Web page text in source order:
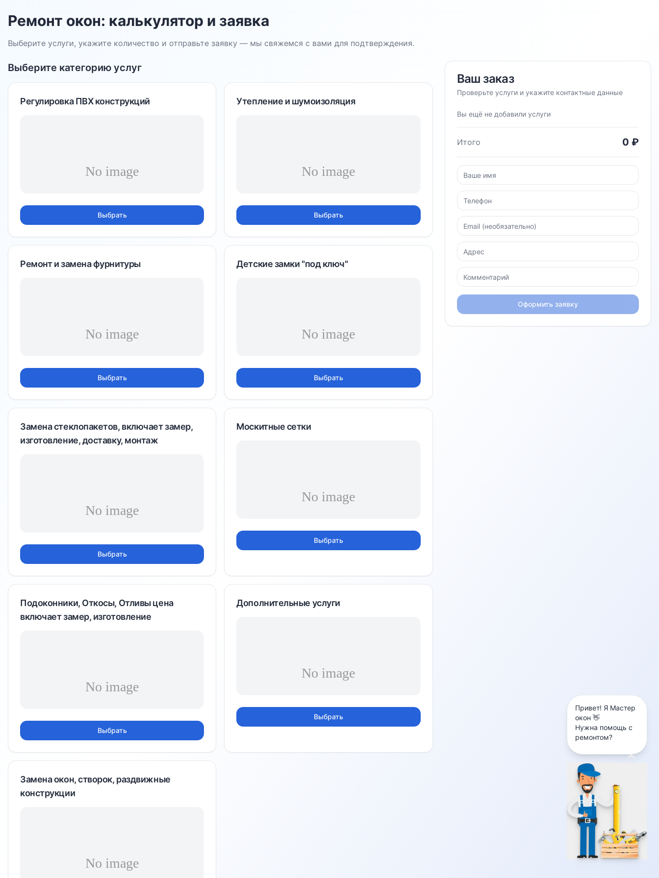
Ремонт окон: калькулятор и заявка
Выберите услуги, укажите количество и отправьте заявку — мы свяжемся с вами для подтверждения.
Выберите категорию услуг
Регулировка ПВХ конструкций
Выбрать
Утепление и шумоизоляция
Выбрать
Ремонт и замена фурнитуры
Выбрать
Детские замки "под ключ"
Выбрать
Замена стеклопакетов, включает замер,
изготовление, доставку, монтаж
Выбрать
Москитные сетки
Выбрать
Подоконники, Откосы, Отливы цена
включает замер, изготовление
Выбрать
Дополнительные услуги
Выбрать
Замена окон, створок, раздвижные
конструкции
Ваш заказ
Проверьте услуги и укажите контактные данные
Вы ещё не добавили услуги
Итого 0 ₽
Оформить заявку
Привет! Я Мастер
окон 👋
Нужна помощь с
ремонтом?